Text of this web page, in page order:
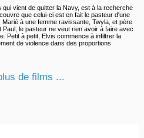
vient de quitter la Navy, est à la recherche
que celui-ci est en fait le pasteur d'une
à une femme ravissante, Twyla, et père
le pasteur ne veut rien avoir à faire avec
Petit à petit, Elvis commence à infiltrer la
de violence dans des proportions
de films ...